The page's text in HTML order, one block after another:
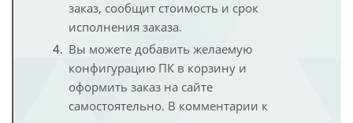
заказ, сообщит стоимость и срок
исполнения заказа.
Вы можете добавить желаемую
конфигурацию ПК в корзину и
оформить заказ на сайте
самостоятельно. В комментарии к